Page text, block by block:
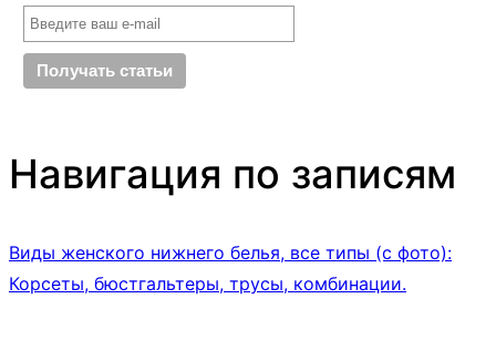
Навигация по записям
Виды женского нижнего белья, все типы (с фото):
Корсеты, бюстгальтеры, трусы, комбинации.